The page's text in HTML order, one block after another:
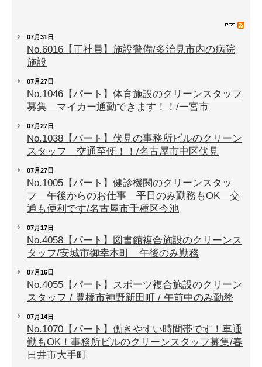
07月31日
No.6016【正社員】施設警備/多治見市内の病院
施設
07月27日
No.1046【パート】体育施設のクリーンスタッフ
募集 マイカー通勤できます！！/一宮市
07月27日
No.1038【パート】伏見の事務所ビルのクリーン
スタッフ 交通至便！！/名古屋市中区伏見
07月27日
No.1005【パート】健診機関のクリーンスタッ
フ 午後からのお仕事 平日のみ勤務もOK 交
通も便利です/名古屋市千種区今池
07月17日
No.4058【パート】図書館複合施設のクリーンス
タッフ/安城市御幸本町 午後のみ勤務
07月16日
No.4055【パート】スポーツ複合施設のクリーン
スタッフ / 豊橋市神野新田町 / 午前中のみ勤務
07月14日
No.1070【パート】働きやすい時間帯です！車通
勤もOK！事務所ビルのクリーンスタッフ募集/春
日井市大手町